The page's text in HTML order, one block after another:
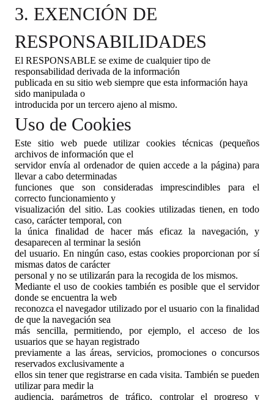
3. EXENCIÓN DE
RESPONSABILIDADES
El RESPONSABLE se exime de cualquier tipo de
responsabilidad derivada de la información
publicada en su sitio web siempre que esta información haya
sido manipulada o
introducida por un tercero ajeno al mismo.
Uso de Cookies
Este sitio web puede utilizar cookies técnicas (pequeños
archivos de información que el
servidor envía al ordenador de quien accede a la página) para
llevar a cabo determinadas
funciones que son consideradas imprescindibles para el
correcto funcionamiento y
visualización del sitio. Las cookies utilizadas tienen, en todo
caso, carácter temporal, con
la única finalidad de hacer más eficaz la navegación, y
desaparecen al terminar la sesión
del usuario. En ningún caso, estas cookies proporcionan por sí
mismas datos de carácter
personal y no se utilizarán para la recogida de los mismos.
Mediante el uso de cookies también es posible que el servidor
donde se encuentra la web
reconozca el navegador utilizado por el usuario con la finalidad
de que la navegación sea
más sencilla, permitiendo, por ejemplo, el acceso de los
usuarios que se hayan registrado
previamente a las áreas, servicios, promociones o concursos
reservados exclusivamente a
ellos sin tener que registrarse en cada visita. También se pueden
utilizar para medir la
audiencia, parámetros de tráfico, controlar el progreso y